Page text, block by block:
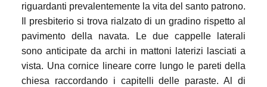
riguardanti prevalentemente la vita del santo patrono.
Il presbiterio si trova rialzato di un gradino rispetto al
pavimento della navata. Le due cappelle laterali
sono anticipate da archi in mattoni laterizi lasciati a
vista. Una cornice lineare corre lungo le pareti della
chiesa raccordando i capitelli delle paraste. Al di